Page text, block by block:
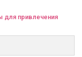
для привлечения